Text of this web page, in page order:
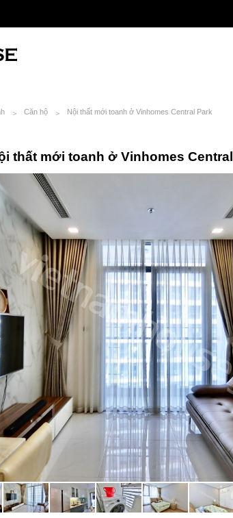
Căn hộ Nội thất mới toanh ở Vinhomes Central Park
thất mới toanh ở Vinhomes